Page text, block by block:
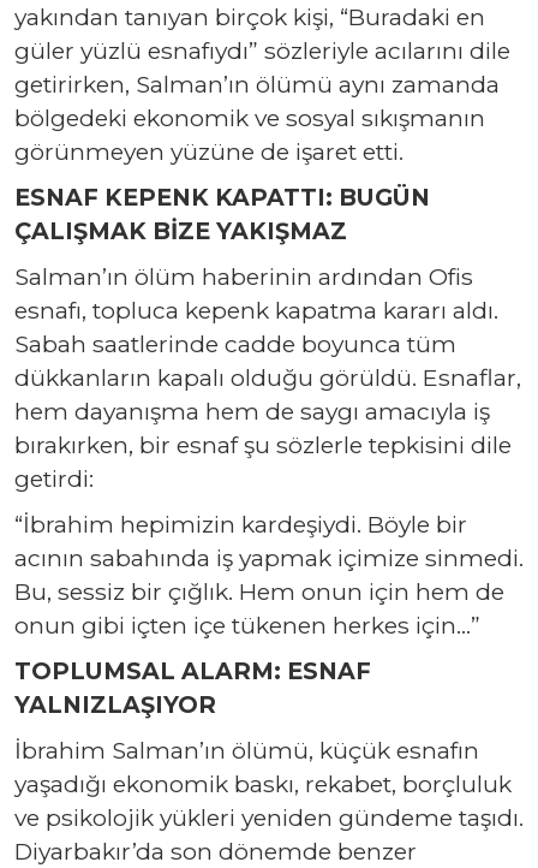
yakından tanıyan birçok kişi, “Buradaki en
güler yüzlü esnafıydı” sözleriyle acılarını dile
getirirken, Salman’ın ölümü aynı zamanda
bölgedeki ekonomik ve sosyal sıkışmanın
görünmeyen yüzüne de işaret etti.
ESNAF KEPENK KAPATTI: BUGÜN
ÇALIŞMAK BİZE YAKIŞMAZ
Salman’ın ölüm haberinin ardından Ofis
esnafı, topluca kepenk kapatma kararı aldı.
Sabah saatlerinde cadde boyunca tüm
dükkanların kapalı olduğu görüldü. Esnaflar,
hem dayanışma hem de saygı amacıyla iş
bırakırken, bir esnaf şu sözlerle tepkisini dile
getirdi:
“İbrahim hepimizin kardeşiydi. Böyle bir
acının sabahında iş yapmak içimize sinmedi.
Bu, sessiz bir çığlık. Hem onun için hem de
onun gibi içten içe tükenen herkes için…”
TOPLUMSAL ALARM: ESNAF
YALNIZLAŞIYOR
İbrahim Salman’ın ölümü, küçük esnafın
yaşadığı ekonomik baskı, rekabet, borçluluk
ve psikolojik yükleri yeniden gündeme taşıdı.
Diyarbakır’da son dönemde benzer